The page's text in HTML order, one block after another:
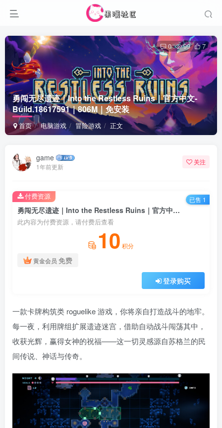
勇闯无尽遗迹｜Into the Restless Ruins｜官方中文-
Build.18617591｜806M｜免安装
首页 电脑游戏 冒险游戏 正文
0 99 7
game
1年前更新
关注
勇闯无尽遗迹｜Into the Restless Ruins｜官方中文-Build.18617591｜806M｜免安装
此内容为付费资源，请付费后查看
10 积分
黄金会员 免费
登录购买
付费资源 已售 1
一款卡牌构筑类 roguelike 游戏，你将亲自打造战斗的地牢。
每一夜，利用牌组扩展遗迹迷宫，借助自动战斗闯荡其中，
收获光辉，赢得女神的祝福——这一切灵感源自苏格兰的民
间传说、神话与传奇。